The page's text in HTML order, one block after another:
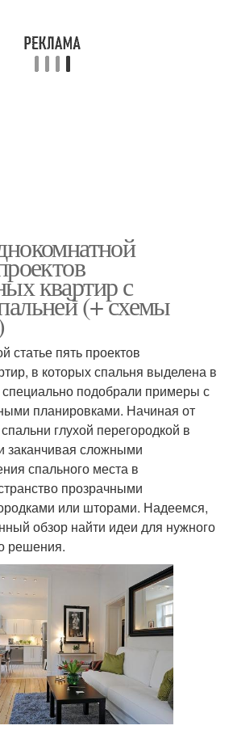
квартир с
(+ схемы
статье пять проектов
в которых спальня выделена в
подобрали примеры с
планировками. Начиная от
глухой перегородкой в
заканчивая сложными
спального места в
прозрачными
или шторами. Надеемся,
обзор найти идеи для нужного
решения.